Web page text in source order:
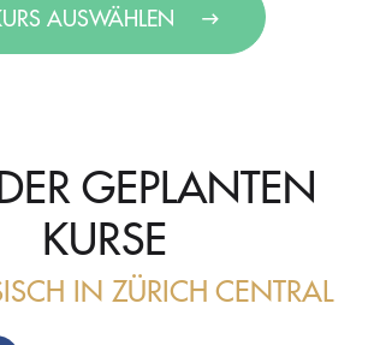
AUSWÄHLEN
GEPLANTEN
KURSE
IN ZÜRICH CENTRAL